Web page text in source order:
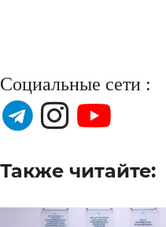
Социальные сети :
Также читайте: